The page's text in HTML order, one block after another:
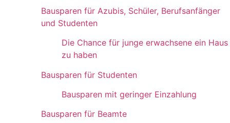
Bausparen für Azubis, Schüler, Berufsanfänger
und Studenten
Die Chance für junge erwachsene ein Haus
zu haben
Bausparen für Studenten
Bausparen mit geringer Einzahlung
Bausparen für Beamte